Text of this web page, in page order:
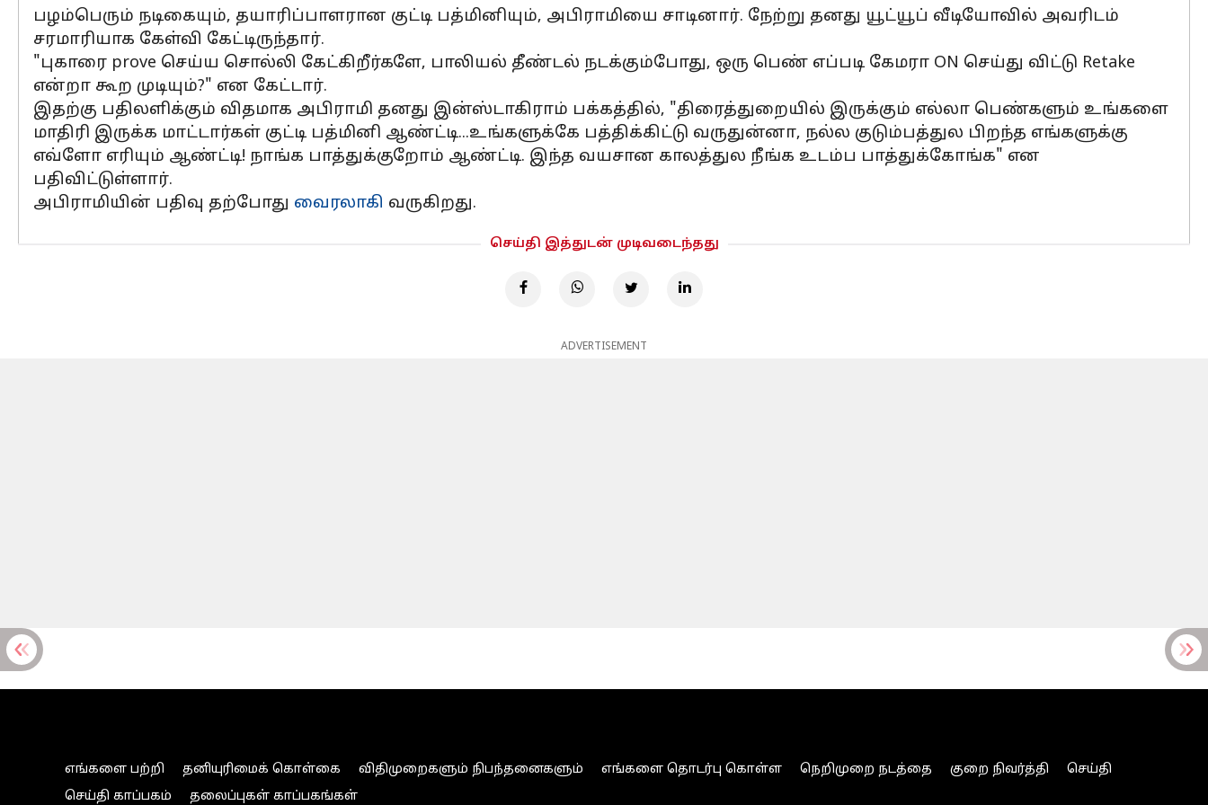
பழம்பெரும் நடிகையும், தயாரிப்பாளரான குட்டி பத்மினியும், அபிராமியை சாடினார். நேற்று தனது யூட்யூப் வீடியோவில் அவரிடம்
சரமாரியாக கேள்வி கேட்டிருந்தார்.
"புகாரை prove செய்ய சொல்லி கேட்கிறீர்களே, பாலியல் தீண்டல் நடக்கும்போது, ஒரு பெண் எப்படி கேமரா ON செய்து விட்டு Retake
என்றா கூற முடியும்?" என கேட்டார்.
இதற்கு பதிலளிக்கும் விதமாக அபிராமி தனது இன்ஸ்டாகிராம் பக்கத்தில், "திரைத்துறையில் இருக்கும் எல்லா பெண்களும் உங்களை
மாதிரி இருக்க மாட்டார்கள் குட்டி பத்மினி ஆண்ட்டி...உங்களுக்கே பத்திக்கிட்டு வருதுன்னா, நல்ல குடும்பத்துல பிறந்த எங்களுக்கு
எவ்ளோ எரியும் ஆண்ட்டி! நாங்க பாத்துக்குறோம் ஆண்ட்டி. இந்த வயசான காலத்துல நீங்க உடம்ப பாத்துக்கோங்க" என
பதிவிட்டுள்ளார்.
அபிராமியின் பதிவு தற்போது வைரலாகி வருகிறது.
செய்தி இத்துடன் முடிவடைந்தது
ADVERTISEMENT
எங்களை பற்றி தனியுரிமைக் கொள்கை விதிமுறைகளும் நிபந்தனைகளும் எங்களை தொடர்பு கொள்ள நெறிமுறை நடத்தை குறை நிவர்த்தி
செய்தி
செய்தி காப்பகம்
தலைப்புகள் காப்பகங்கள்